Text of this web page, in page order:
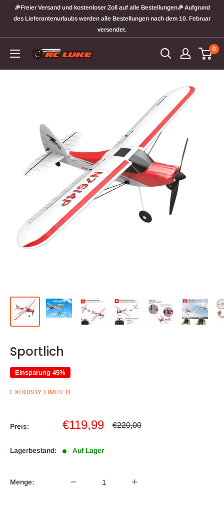
Direkt🎉Freier Versand und kostenloser Zoll auf alle Bestellungen🎉 Aufgrund
des Lieferantenurlaubs werden alle Bestellungen nach dem 10. Februar
versendet.
RCLuker 0
Sportlich
Einsparung 45%
EXHOBBY LIMITED
Preis: Sonderpreis
€119,99 Normalpreis
€220,00
Lagerbestand: Auf Lager
Menge: